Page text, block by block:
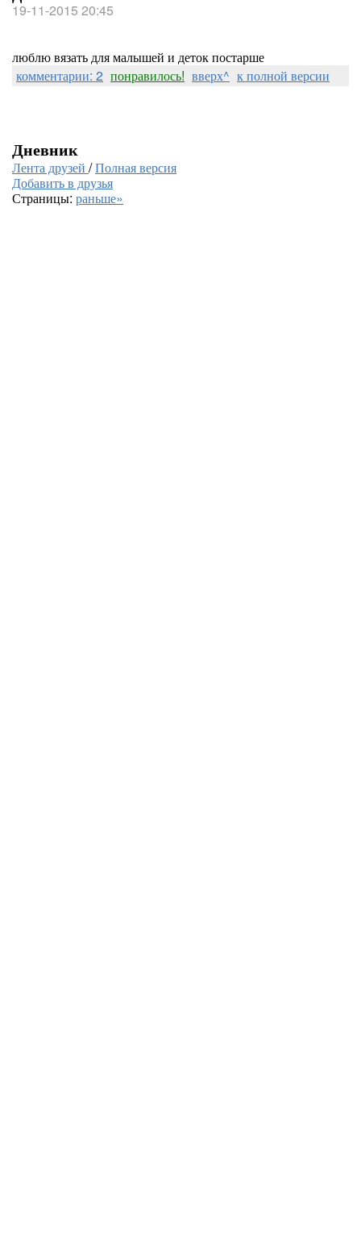
19-11-2015 20:45
люблю вязать для малышей и деток постарше
комментарии: 2 понравилось! вверх^ к полной версии
Дневник
Лента друзей /Полная версия
Добавить в друзья
Страницы: раньше»